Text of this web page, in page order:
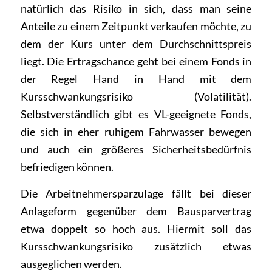
natürlich das Risiko in sich, dass man seine
Anteile zu einem Zeitpunkt verkaufen möchte, zu
dem der Kurs unter dem Durchschnittspreis
liegt. Die Ertragschance geht bei einem Fonds in
der Regel Hand in Hand mit dem
Kursschwankungsrisiko (Volatilität).
Selbstverständlich gibt es VL-geeignete Fonds,
die sich in eher ruhigem Fahrwasser bewegen
und auch ein größeres Sicherheitsbedürfnis
befriedigen können.
Die Arbeitnehmersparzulage fällt bei dieser
Anlageform gegenüber dem Bausparvertrag
etwa doppelt so hoch aus. Hiermit soll das
Kursschwankungsrisiko zusätzlich etwas
ausgeglichen werden.